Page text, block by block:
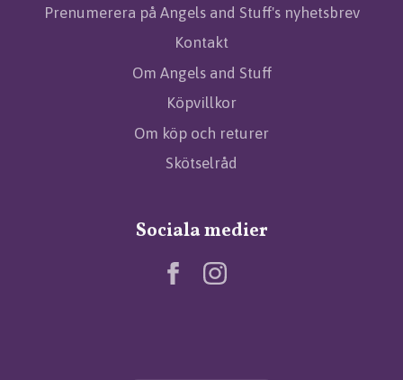
Prenumerera på Angels and Stuff's nyhetsbrev
Kontakt
Om Angels and Stuff
Köpvillkor
Om köp och returer
Skötselråd
Sociala medier